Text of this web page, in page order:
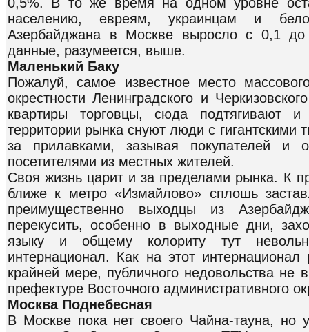
населению, евреям, украинцам и
Азербайджана в Москве выросло с 0,1
данные, разумеется, выше.
Маленький Баку
Пожалуй, самое известное место
окрестности Ленинградского и
квартиры торговцы, сюда подтягивают
территории рынка снуют люди с гигантскими
за прилавками, зазывая покупателей и
посетителями из местных жителей.
Своя жизнь царит и за пределами рынка. К
ближе к метро «Измайлово» сплошь
преимущественно выходцы из
перекусить, особенно в выходные дни,
языку и общему колориту тут
интернационал. Как на этот
крайней мере, публичного недовольства
префектуре Восточного административного
Москва Поднебесная
В Москве пока нет своего Чайна-тауна, но